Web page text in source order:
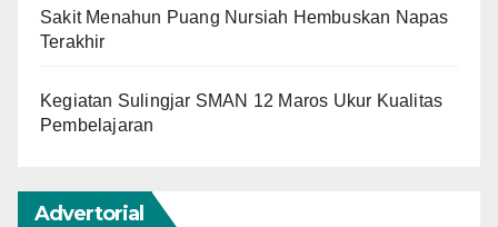
Sakit Menahun Puang Nursiah Hembuskan Napas
Terakhir
Kegiatan Sulingjar SMAN 12 Maros Ukur Kualitas
Pembelajaran
Advertorial